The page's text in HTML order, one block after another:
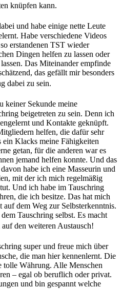
knüpfen kann.
und habe einige nette Leute
Habe verschiedene Videos
erstandenen TST wieder
Dingen helfen zu lassen oder
Das Miteinander empfinde
das gefällt mir besonders
dabei zu sein.
keiner Sekunde meine
beigetreten zu sein. Denn ich
und Kontakte geknüpft.
helfen, die dafür sehr
Klacks meine Fähigkeiten
getan, für die anderen war es
jemand helfen konnte. Und das
habe ich eine Masseurin und
mit der ich mich regelmäßig
Und ich habe im Tauschring
die ich besitze. Das hat mich
dem Weg zur Selbsterkenntnis.
Tauschring selbst. Es macht
den weiteren Austausch!
super und freue mich über
die man hier kennenlernt. Die
tolle Währung. Alle Menschen
– egal ob beruflich oder privat.
und bin gespannt welche